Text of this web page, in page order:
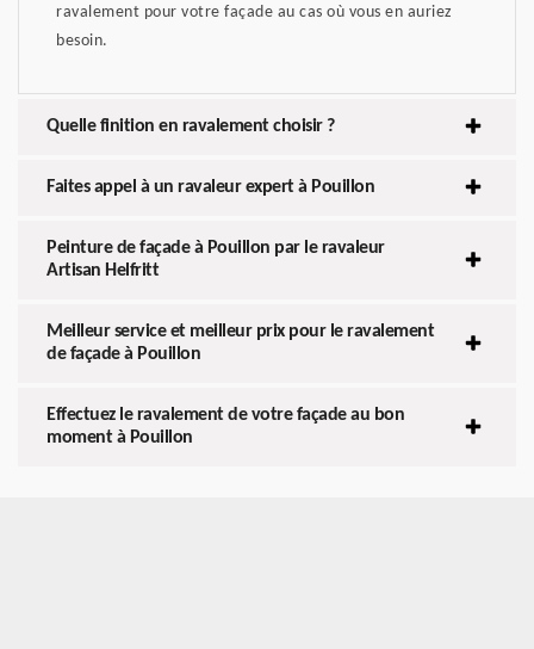
ravalement pour votre façade au cas où vous en auriez
besoin.
Quelle finition en ravalement choisir ?
Faites appel à un ravaleur expert à Pouillon
Peinture de façade à Pouillon par le ravaleur
Artisan Helfritt
Meilleur service et meilleur prix pour le ravalement
de façade à Pouillon
Effectuez le ravalement de votre façade au bon
moment à Pouillon